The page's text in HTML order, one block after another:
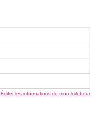
Éditer les informations de mon toiletteur